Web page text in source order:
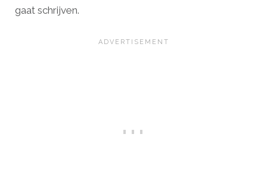
gaat schrijven.